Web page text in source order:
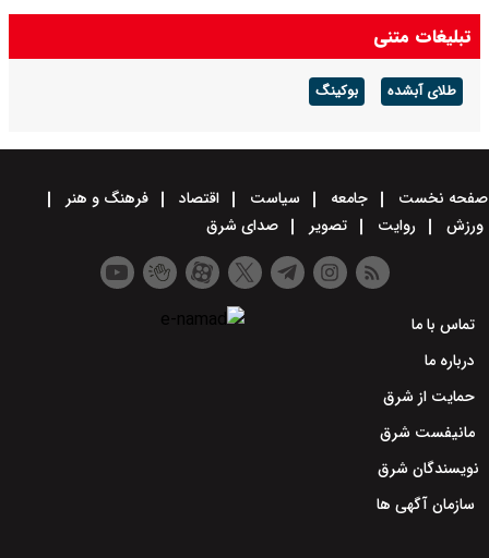
تبلیغات متنی
طلای آبشده بوکینگ
صفحه نخست جامعه سیاست اقتصاد
فرهنگ و هنر
ورزش
روایت تصویر صدای شرق
تماس با ما
درباره ما
حمایت از شرق
مانیفست شرق
نویسندگان شرق
سازمان آگهی ها